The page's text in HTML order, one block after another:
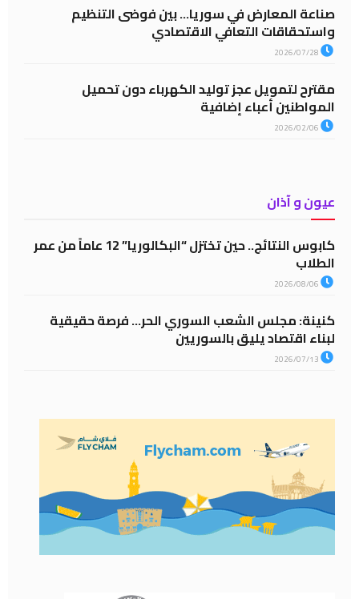
صناعة المعارض في سوريا… بين فوضى التنظيم
واستحقاقات التعافي الاقتصادي
مقترح لتمويل عجز توليد الكهرباء دون تحميل
المواطنين أعباء إضافية
عيون و آذان
كابوس النتائج.. حين تختزل “البكالوريا” 12 عاماً من عمر
الطلاب
كنينة: مجلس الشعب السوري الحر… فرصة حقيقية
لبناء اقتصاد يليق بالسوريين